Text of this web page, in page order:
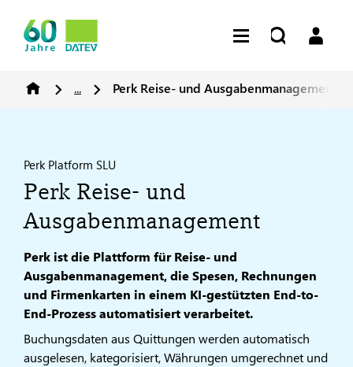
... Perk Reise- und Ausgabenmanagement
Perk Platform SLU
Perk Reise- und
Ausgabenmanagement
Perk ist die Plattform für Reise- und
Ausgabenmanagement, die Spesen, Rechnungen
und Firmenkarten in einem KI-gestützten End-to-
End-Prozess automatisiert verarbeitet.
Buchungsdaten aus Quittungen werden automatisch
ausgelesen, kategorisiert, Währungen umgerechnet und